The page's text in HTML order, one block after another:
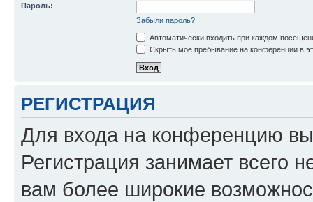
Пароль:
Забыли пароль?
Автоматически входить при каждом
Скрыть моё пребывание на конференции в
РЕГИСТРАЦИЯ
Для входа на конференцию
Регистрация занимает всего
вам более широкие